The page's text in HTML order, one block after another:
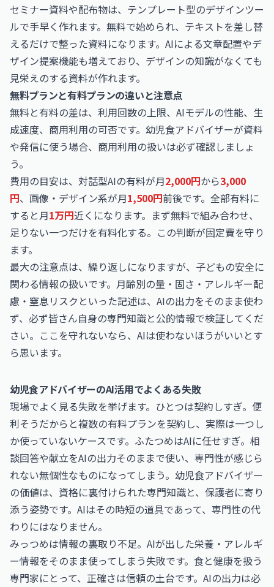
セミナー資料や配布物は、テンプレート型のデザインツー
ルで手早く作れます。無料で始められ、テキストを差し替
えるだけで整った資料になります。AIによる文章配置やデ
ザイン提案機能も増えており、デザインの知識がなくても
見栄えのする資料が作れます。
無料プランと有料プランの違いと注意点
無料と有料の差は、利用回数の上限、AIモデルの性能、生
成速度、商用利用の可否です。幼児食アドバイザーが資料
や発信に使う場合、商用利用の扱いは必ず確認しましょ
う。
費用の目安は、対話型AIの有料が月2,000円から3,000
円、画像・デザイン系が月1,500円前後です。全部有料に
すると月1万円近くになります。まず無料で組み合わせ、
足りない一つだけを有料化する。この判断が固定費を守り
ます。
最大の注意点は、繰り返しになりますが、子どもの安全に
関わる情報の扱いです。月齢別の量・固さ・アレルギー配
慮・窒息リスクといった記述は、AIの出力をそのまま使わ
ず、必ず皆さん自身の専門知識と公的情報で検証してくだ
さい。ここを守れないなら、AIは使わないほうがいいとす
ら思います。
幼児食アドバイザーのAI活用でよくある失敗
現場でよく見る失敗を挙げます。ひとつは契約しすぎ。便
利そうだからと複数の有料プランを契約し、実際は一つし
か使っていないケースです。ふたつめはAIに任せすぎ。相
談回答や献立をAIの出力そのままで使い、専門性が感じら
れない無個性なものになってしまう。幼児食アドバイザー
の価値は、資格に裏付けられた専門知識と、保護者に寄り
添う姿勢です。AIはその時短の道具であって、専門性の代
わりにはなりません。
みっつめは情報の裏取り不足。AIが出した栄養・アレルギ
ー情報をそのまま使ってしまう失敗です。食と健康を扱う
専門家にとって、正確さは信頼の土台です。AIの出力は必